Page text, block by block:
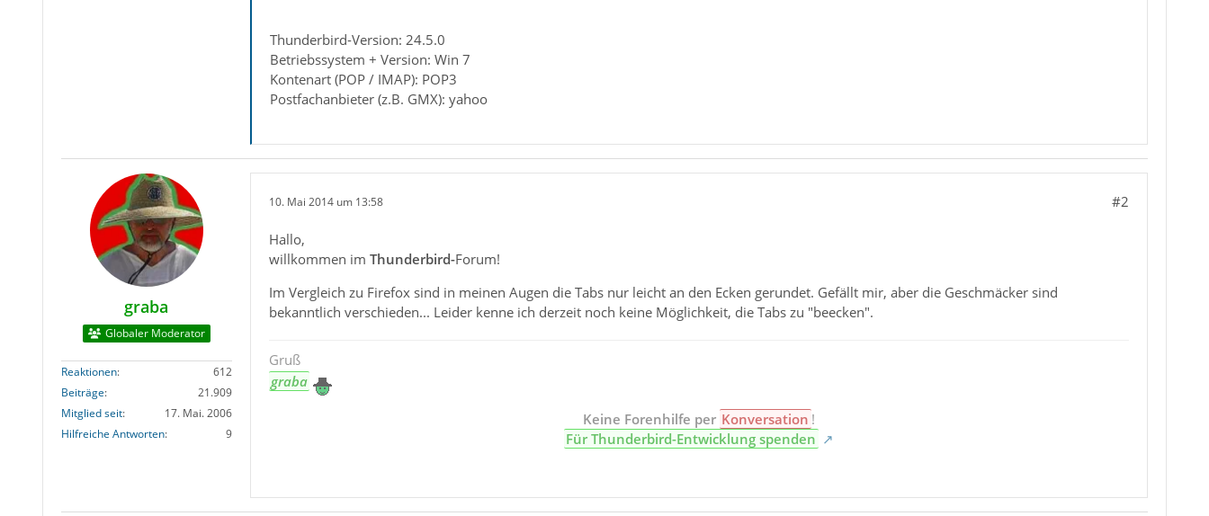
Thunderbird-Version: 24.5.0
Betriebssystem + Version: Win 7
Kontenart (POP / IMAP): POP3
Postfachanbieter (z.B. GMX): yahoo
graba
Globaler Moderator
Reaktionen
612
Beiträge
21.909
Mitglied seit
17. Mai. 2006
Hilfreiche Antworten
9
10. Mai 2014 um 13:58 #2
Hallo,
willkommen im Thunderbird-Forum!
Im Vergleich zu Firefox sind in meinen Augen die Tabs nur leicht an den Ecken gerundet. Gefällt mir, aber die Geschmäcker sind
bekanntlich verschieden... Leider kenne ich derzeit noch keine Möglichkeit, die Tabs zu "beecken".
Gruß
graba
Keine Forenhilfe per Konversation !
Für Thunderbird-Entwicklung spenden